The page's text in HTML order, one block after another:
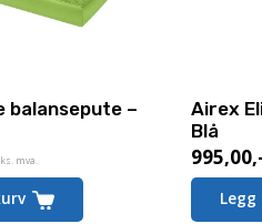
balansepute –
mva.
Airex
Blå
995,00,-